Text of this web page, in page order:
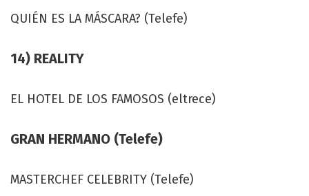
QUIÉN ES LA MÁSCARA? (Telefe)
14) REALITY
EL HOTEL DE LOS FAMOSOS (eltrece)
GRAN HERMANO (Telefe)
MASTERCHEF CELEBRITY (Telefe)